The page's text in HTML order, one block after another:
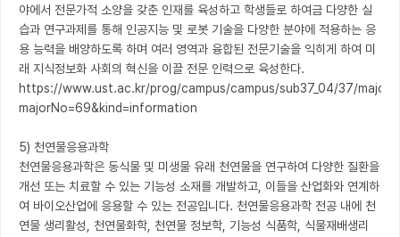
야에서 전문가적 소양을 갖춘 인재를 육성하고 학생들로 하여금 다양한 실
습과 연구과제를 통해 인공지능 및 로봇 기술을 다양한 분야에 적용하는 응
용 능력을 배양하도록 하며 여러 영역과 융합된 전문기술을 익히게 하여 미
래 지식정보화 사회의 혁신을 이끌 전문 인력으로 육성한다.
https://www.ust.ac.kr/prog/campus/campus/sub37_04/37/
majorNo=69&kind=information
5) 천연물응용과학
천연물응용과학은 동식물 및 미생물 유래 천연물을 연구하여 다양한 질환을
개선 또는 치료할 수 있는 기능성 소재를 개발하고, 이들을 산업화와 연계하
여 바이오산업에 응용할 수 있는 전공입니다. 천연물응용과학 전공 내에 천
연물 생리활성, 천연물화학, 천연물 정보학, 기능성 식품학, 식물재배생리